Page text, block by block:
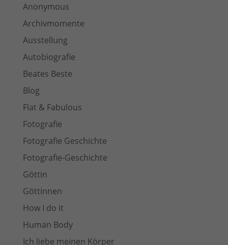
Anonymous
Archivmomente
Ausstellung
Autobiografie
Beates Beste
Blog
Flat & Fabulous
Fotografie
Fotografie Geschichte
Fotografie-Geschichte
Göttin
Göttinnen
How I do it
Human Body
Ich liebe meinen Körper